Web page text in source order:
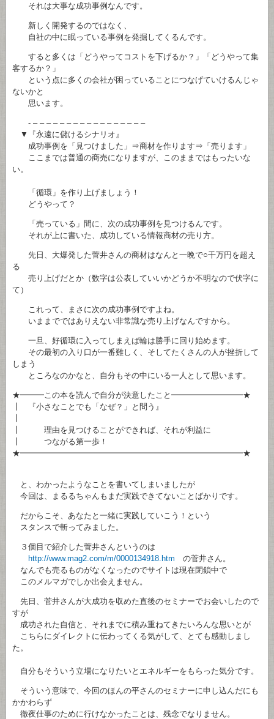
それは大事な成功事例なんです。
新しく開発するのではなく、
自社の中に眠っている事例を発掘してくるんです。
すると多くは「どうやってコストを下げるか？」「どうやって集
客するか？」
という点に多くの会社が困っていることにつなげていけるんじゃ
ないかと
思います。
- – – – – – – – – – – – – – – – – –
▼『永遠に儲けるシナリオ』
成功事例を「見つけました」⇒商材を作ります⇒「売ります」
ここまでは普通の商売になりますが、このままではもったいな
い。
「循環」を作り上げましょう！
どうやって？
「売っている」間に、次の成功事例を見つけるんです。
それが上に書いた、成功している情報商材の売り方。
先日、大爆発した菅井さんの商材はなんと一晩で○千万円を超え
る
売り上げだとか（数字は公表していいかどうか不明なので伏字に
て）
これって、まさに次の成功事例ですよね。
いままでではありえない非常識な売り上げなんですから。
一旦、好循環に入ってしまえば輪は勝手に回り始めます。
その最初の入り口が一番難しく、そしてたくさんの人が挫折して
しまう
ところなのかなと、自分もその中にいる一人として思います。
★━━━この本を読んで自分が決意したこと━━━━━━━━━★
┃ 『小さなことでも「なぜ？」と問う』
┃ 理由を見つけることができれば、それが利益に
┃ つながる第一歩！
★━━━━━━━━━━━━━━━━━━━━━━━━━━━━★
と、わかったようなことを書いてしまいましたが
今回は、まるるちゃんもまだ実践できてないことばかりです。
だからこそ、あなたと一緒に実践していこう！という
スタンスで斬ってみました。
３個目で紹介した菅井さんというのは
http://www.mag2.com/m/0000134918.htm の菅井さん。
なんでも売るものがなくなったのでサイトは現在閉鎖中で
このメルマガでしか出会えません。
先日、菅井さんが大成功を収めた直後のセミナーでお会いしたので
すが
成功された自信と、それまでに積み重ねてきたいろんな思いとが
こちらにダイレクトに伝わってくる気がして、とても感動しまし
た。
自分もそういう立場になりたいとエネルギーをもらった気分です。
そういう意味で、今回のほんの平さんのセミナーに申し込んだにも
かかわらず
徹夜仕事のために行けなかったことは、残念でなりません。